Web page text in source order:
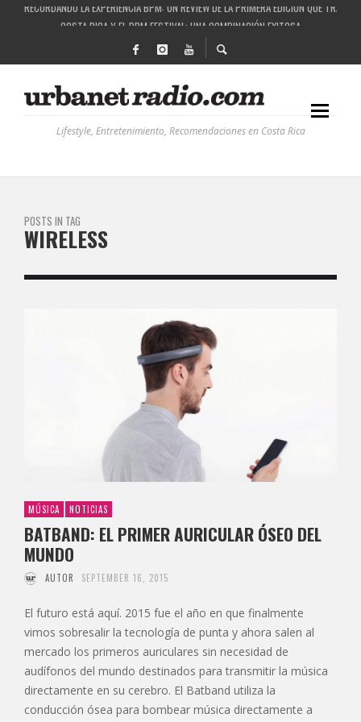
COSTA RICA Y EL BPM FESTIVAL: UNA COMBINACIÓN EXITOSA
RUTAS NATURBANAS: EL PROYECTO QUE ESTÁ TRANSFORMANDO LA CALIDAD DE
LA HISTORIA DETRÁS DE LA MÚSICA ELECTRÓNICA: BBC RADIOPHONIC WORKSHOP
Lifestyle, Entretenimiento, Recomendaciones en Costa Rica
POSTS IN TAG
WIRELESS
MÚSICA NOTICIAS
BATBAND: EL PRIMER AURICULAR ÓSEO DEL
MUNDO
AUTOR SEPTEMBER 16, 2015
El futuro está aquí. 2015 fue el año en que finalmente
vimos sobresalir la tecnología de punta y ahora salen al
mercado los primeros auriculares sin necesidad de
audífonos del mundo destinados para transmitir la música
directamente en su cerebro. El Batband utiliza la
conducción ósea para bombear música directamente a